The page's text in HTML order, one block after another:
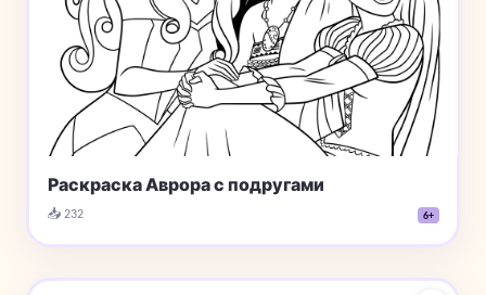
Раскраска Аврора с подругами
📥 232 6+